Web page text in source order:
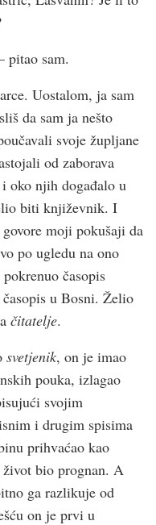
pitao sam.
Uostalom, ja sam
da sam ja nešto
svoje župljane
od zaborava
oko njih događalo u
biti književnik. I
moji pokušaji da
po ugledu na ono
časopis
u Bosni. Želio
čitatelje.
svetjenik, on je imao
pouka, izlagao
svojim
i drugim spisima
prihvaćao kao
bio prognan. A
ga razlikuje od
on je prvi u